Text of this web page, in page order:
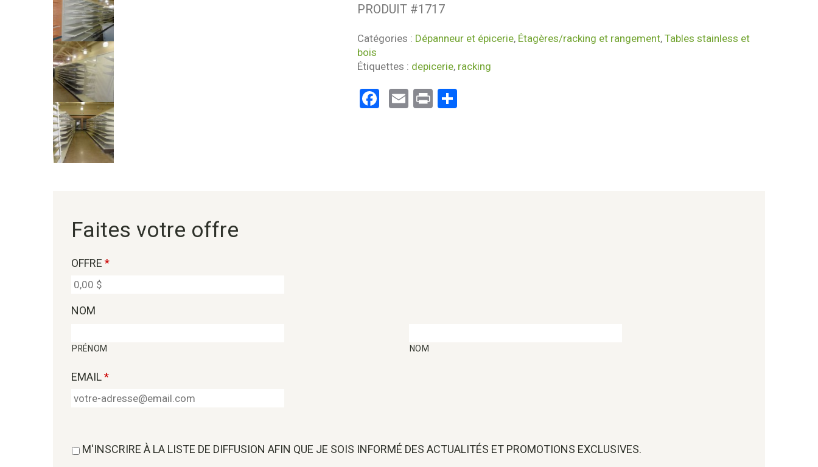
PRODUIT #1717
Catégories : Dépanneur et épicerie, Étagères/racking et rangement, Tables stainless et
bois
Étiquettes : depicerie, racking
Facebook
Email
PrintPartager
Faites votre offre
OFFRE *
NOM
PRÉNOM NOM
EMAIL*
M'INSCRIRE À LA LISTE DE DIFFUSION AFIN QUE JE SOIS INFORMÉ DES ACTUALITÉS ET PROMOTIONS EXCLUSIVES.